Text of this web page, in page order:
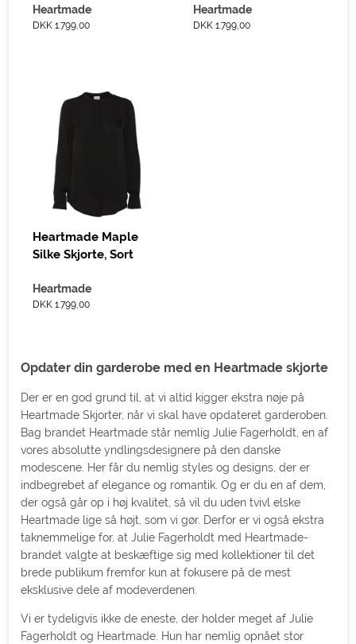
Heartmade
DKK 1.799,00
Heartmade
DKK 1.799,00
Heartmade Maple
Silke Skjorte, Sort
Heartmade
DKK 1.799,00
Opdater din garderobe med en Heartmade skjorte
Der er en god grund til, at vi altid kigger ekstra nøje på
Heartmade Skjorter, når vi skal have opdateret garderoben.
Bag brandet Heartmade står nemlig Julie Fagerholdt, en af
vores absolutte yndlingsdesignere på den danske
modescene. Her får du nemlig styles og designs, der er
indbegrebet af elegance og romantik. Og er du en af dem,
der også går op i høj kvalitet, så vil du uden tvivl elske
Heartmade lige så højt, som vi gør. Derfor er vi også ekstra
taknemmelige for, at Julie Fagerholdt med Heartmade-
brandet valgte at beskæftige sig med kollektioner til det
brede publikum fremfor kun at fokusere på de mest
eksklusive dele af modeverdenen.
Vi er tydeligvis ikke de eneste, der holder meget af Julie
Fagerholdt og Heartmade. Hun har nemlig opnået stor